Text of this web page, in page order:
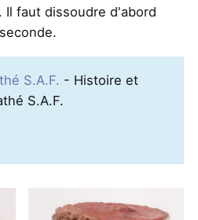
faut dissoudre d'abord
S.A.F. - Histoire et
S.A.F.